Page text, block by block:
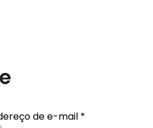
de e-mail *